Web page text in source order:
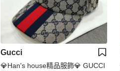
Gucci
💎Han's house精品服飾💎 GUCCI